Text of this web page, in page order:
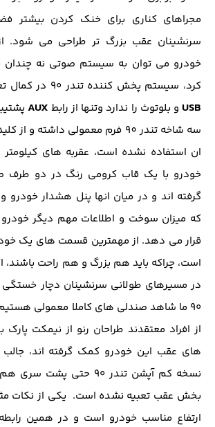
مجراهای کناری برای خنک کردن بیشتر
سرنشینان عقب بزرگ تر طراحی می شود.
خودرو می توان به سیستم صوتی نه چندان
کرد، سیستم پخش کننده تندر ۹۰ در کمال تعجب قابلیت اتصال
USB و بلوتوث را ندارد وتنها از رابط AUX
سه شاخه تندر 90 فرم معمولی داشته و
ان استفاده نشده است، عقربه های
خودرو با یک قاب کرومی رنگ در دو طرف
گرفته اند و در میان انها پنل هشدار
که میزان سوخت و اطلاعات مهم دیگر خودرو
قرار می دهد. از مهمترین قسمت های یک
است، چراکه باید هم بزرگ و هم راحت باشند،
در مسیرهای طولانی سرنشینان دچار
۹۰ ما شاهد صندلی های کاملا معمولی
از افراد معتقدند طراحان رنو از نیمکت
های عقب این خودرو کمک گرفته اند،
نسخه کم آپشن تندر ۹۰ حتی
ارتفاع مناسب خودرو است و در همین